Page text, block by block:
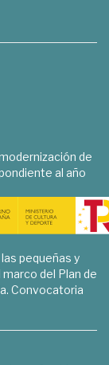
de
al año
pequeñas y
del Plan de
Convocatoria